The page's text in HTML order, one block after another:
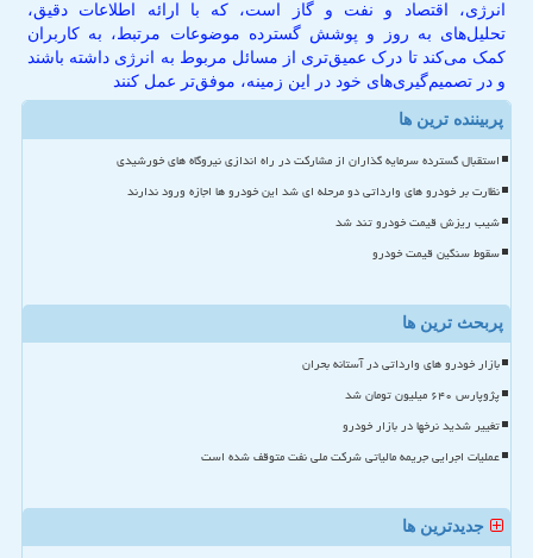
انرژی، اقتصاد و نفت و گاز است، که با ارائه اطلاعات دقیق،
تحلیل‌های به روز و پوشش گسترده موضوعات مرتبط، به کاربران
کمک می‌کند تا درک عمیق‌تری از مسائل مربوط به انرژی داشته باشند
و در تصمیم‌گیری‌های خود در این زمینه، موفق‌تر عمل کنند
پربیننده ترین ها
استقبال گسترده سرمایه گذاران از مشارکت در راه اندازی نیروگاه های خورشیدی
نظارت بر خودرو های وارداتی دو مرحله ای شد این خودرو ها اجازه ورود ندارند
شیب ریزش قیمت خودرو تند شد
سقوط سنگین قیمت خودرو
پربحث ترین ها
بازار خودرو های وارداتی در آستانه بحران
پژوپارس ۶۴۰ میلیون تومان شد
تغییر شدید نرخها در بازار خودرو
عملیات اجرایی جریمه مالیاتی شرکت ملی نفت متوقف شده است
جدیدترین ها